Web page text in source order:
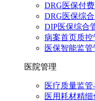
DRG医保付
DRG医保综
DIP医保综合
病案首页质控
医保智能监
医院管理
医疗质量监
医用耗材精